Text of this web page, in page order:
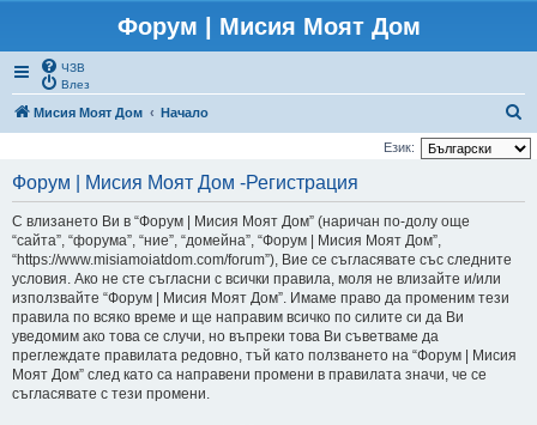
Форум | Мисия Моят Дом
ЧЗВ
Влез
Мисия Моят Дом Начало
ъ
Език:
Форум | Мисия Моят Дом -Регистрация
С влизането Ви в “Форум | Мисия Моят Дом” (наричан по-долу още
“сайта”, “форума”, “ние”, “домейна”, “Форум | Мисия Моят Дом”,
“https://www.misiamoiatdom.com/forum”), Вие се съгласявате със следните
условия. Ако не сте съгласни с всички правила, моля не влизайте и/или
използвайте “Форум | Мисия Моят Дом”. Имаме право да променим тези
правила по всяко време и ще направим всичко по силите си да Ви
уведомим ако това се случи, но въпреки това Ви съветваме да
преглеждате правилата редовно, тъй като ползването на “Форум | Мисия
Моят Дом” след като са направени промени в правилата значи, че се
съгласявате с тези промени.